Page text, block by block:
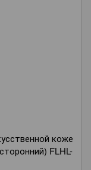
коже
FLHL-